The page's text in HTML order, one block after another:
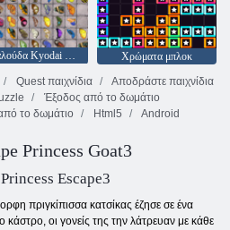
Πεταλούδα Kyodai HD
Χρώματα μπλοκ
Quest παιχνίδια
Αποδράστε παιχνίδια
Έξοδος από το δωμάτιο
το δωμάτιο Html5 Android
Princess Goat3
Escape3
πριγκίπισσα κατσίκας έζησε σε ένα
κάστρο, οι γονείς της την λάτρευαν με κάθε